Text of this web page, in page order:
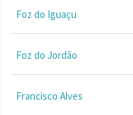
Foz do Iguaçu
Foz do Jordão
Francisco Alves